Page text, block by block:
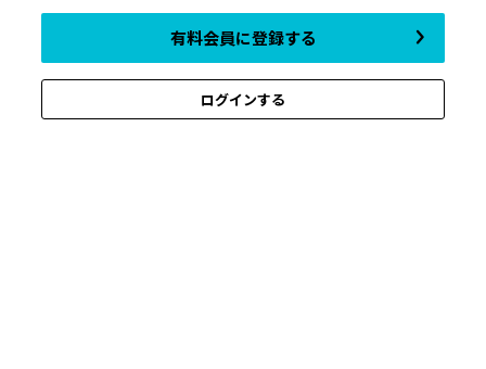
有料会員に登録する
ログインする